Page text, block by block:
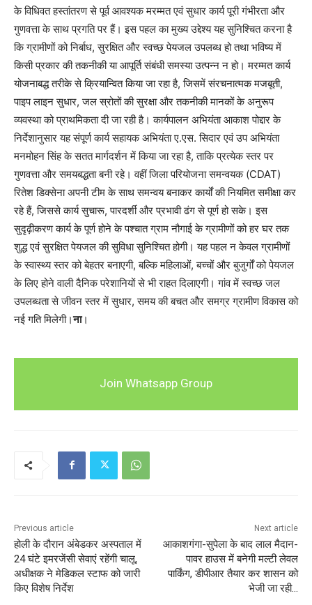
के विधिवत हस्तांतरण से पूर्व आवश्यक मरम्मत एवं सुधार कार्य पूरी गंभीरता और
गुणवत्ता के साथ प्रगति पर हैं। इस पहल का मुख्य उद्देश्य यह सुनिश्चित करना है
कि ग्रामीणों को निर्बाध, सुरक्षित और स्वच्छ पेयजल उपलब्ध हो तथा भविष्य में
किसी प्रकार की तकनीकी या आपूर्ति संबंधी समस्या उत्पन्न न हो। मरम्मत कार्य
योजनाबद्ध तरीके से क्रियान्वित किया जा रहा है, जिसमें संरचनात्मक मजबूती,
पाइप लाइन सुधार, जल स्रोतों की सुरक्षा और तकनीकी मानकों के अनुरूप
व्यवस्था को प्राथमिकता दी जा रही है। कार्यपालन अभियंता आकाश पोद्दार के
निर्देशानुसार यह संपूर्ण कार्य सहायक अभियंता ए.एस. सिदार एवं उप अभियंता
मनमोहन सिंह के सतत मार्गदर्शन में किया जा रहा है, ताकि प्रत्येक स्तर पर
गुणवत्ता और समयबद्धता बनी रहे। वहीं जिला परियोजना समन्वयक (CDAT)
रितेश डिक्सेना अपनी टीम के साथ समन्वय बनाकर कार्यों की नियमित समीक्षा कर
रहे हैं, जिससे कार्य सुचारू, पारदर्शी और प्रभावी ढंग से पूर्ण हो सके। इस
सुदृढ़ीकरण कार्य के पूर्ण होने के पश्चात ग्राम नौगाई के ग्रामीणों को हर घर तक
शुद्ध एवं सुरक्षित पेयजल की सुविधा सुनिश्चित होगी। यह पहल न केवल ग्रामीणों
के स्वास्थ्य स्तर को बेहतर बनाएगी, बल्कि महिलाओं, बच्चों और बुजुर्गों को पेयजल
के लिए होने वाली दैनिक परेशानियों से भी राहत दिलाएगी। गांव में स्वच्छ जल
उपलब्धता से जीवन स्तर में सुधार, समय की बचत और समग्र ग्रामीण विकास को
नई गति मिलेगी।ना।
Join Whatsapp Group
Previous article
होली के दौरान अंबेडकर अस्पताल में
24 घंटे इमरजेंसी सेवाएं रहेंगी चालू,
अधीक्षक ने मेडिकल स्टाफ को जारी
किए विशेष निर्देश
Next article
आकाशगंगा-सुपेला के बाद लाल मैदान-
पावर हाउस में बनेगी मल्टी लेवल
पार्किंग, डीपीआर तैयार कर शासन को
भेजी जा रही…